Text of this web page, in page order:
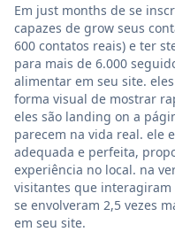
Em just months de se
capazes de grow seus
600 contatos reais) e ter
para mais de 6.000
alimentar em seu site.
forma visual de mostrar
eles são landing on a
parecem na vida real. ele
adequada e perfeita,
experiência no local. na
visitantes que interagiram
se envolveram 2,5 vezes
em seu site.